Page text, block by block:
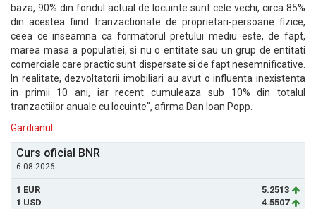
baza, 90% din fondul actual de locuinte sunt cele vechi, circa 85%
din acestea fiind tranzactionate de proprietari-persoane fizice,
ceea ce inseamna ca formatorul pretului mediu este, de fapt,
marea masa a populatiei, si nu o entitate sau un grup de entitati
comerciale care practic sunt dispersate si de fapt nesemnificative.
In realitate, dezvoltatorii imobiliari au avut o influenta inexistenta
in primii 10 ani, iar recent cumuleaza sub 10% din totalul
tranzactiilor anuale cu locuinte", afirma Dan Ioan Popp.
Gardianul
Curs oficial BNR
6.08.2026
1 EUR
5.2513
1 USD
4.5507